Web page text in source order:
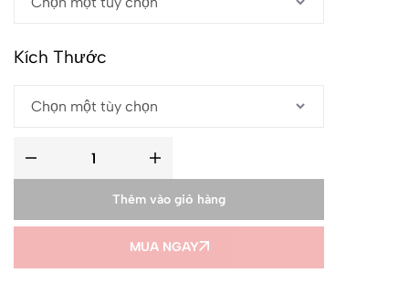
Kích Thước
Thêm vào giỏ hàng
MUA NGAY